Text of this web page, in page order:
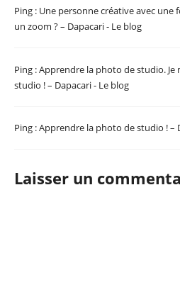
Ping : Une personne créative avec une
un zoom ? – Dapacari - Le blog
Ping :Apprendre la photo de studio. Je
studio ! – Dapacari - Le blog
Ping :Apprendre la photo de studio ! –
Laisser un